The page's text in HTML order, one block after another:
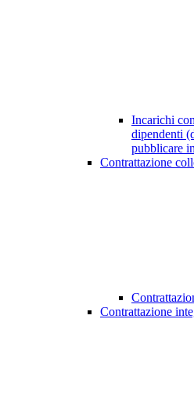
Incarichi
dipendenti
pubblicare
Contrattazione
Contrattazione